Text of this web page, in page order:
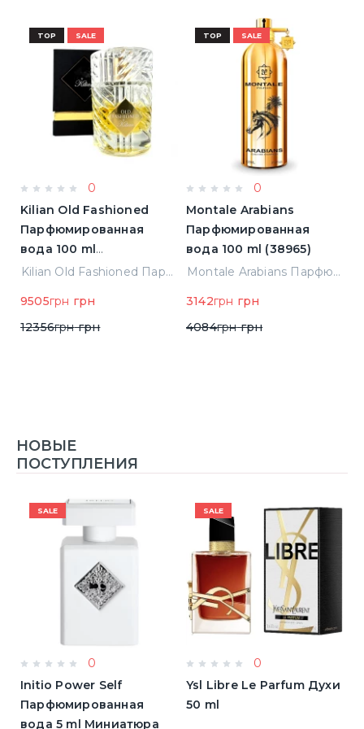
TOP SALE
0
Kilian Old Fashioned
Парфюмированная
вода 100 ml
(3700550240723)
Kilian Old Fashioned Парфюмированная вода 100 ml (3700550240723)
9505грн грн
12356грнгрн
TOP SALE
0
Montale Arabians
Парфюмированная
вода 100 ml (38965)
Montale Arabians Парфюмированная вода 100 ml (38965)
3142грн грн
4084грнгрн
НОВЫЕ
ПОСТУПЛЕНИЯ
SALE
0
Initio Power Self
Парфюмированная
вода 5 ml Миниатюра
SALE
0
Ysl Libre Le Parfum Духи
50 ml